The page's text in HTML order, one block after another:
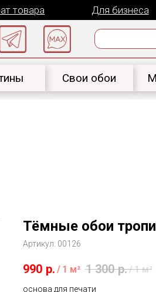
Для бизнеса
Тёмные обои
Артикул: 00126
990 р. / 1 м² 1 300 р./1 м²
основа для печати